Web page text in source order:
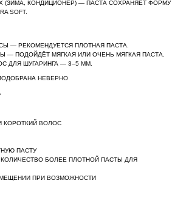
(ЗИМА, КОНДИЦИОНЕР) — ПАСТА СОХРАНЯЕТ ФОРМУ
SOFT.
— РЕКОМЕНДУЕТСЯ ПЛОТНАЯ ПАСТА.
— ПОДОЙДЁТ МЯГКАЯ ИЛИ ОЧЕНЬ МЯГКАЯ ПАСТА.
ДЛЯ ШУГАРИНГА — 3–5 ММ.
НЕВЕРНО
КОРОТКИЙ ВОЛОС
ПАСТУ
БОЛЕЕ ПЛОТНОЙ ПАСТЫ ДЛЯ
ПРИ ВОЗМОЖНОСТИ